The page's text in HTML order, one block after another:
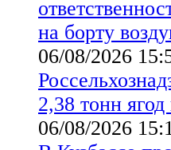
на борту
06/08/2026
2,38 тонн
06/08/2026